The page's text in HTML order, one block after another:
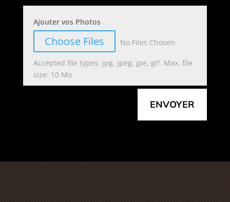
Ajouter vos Photos
Choose Files No Files Chosen
Accepted file types: jpg, jpeg, jpe, gif. Max. file
size: 10 Mo
ENVOYER